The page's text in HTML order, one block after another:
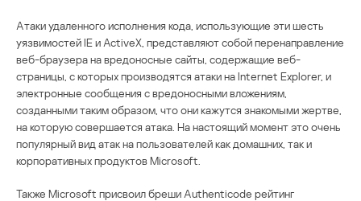
Атаки удаленного исполнения кода, использующие эти шесть
уязвимостей IE и ActiveX, представляют собой перенаправление
веб-браузера на вредоносные сайты, содержащие веб-
страницы, с которых производятся атаки на Internet Explorer, и
электронные сообщения с вредоносными вложениям,
созданными таким образом, что они кажутся знакомыми жертве,
на которую совершается атака. На настоящий момент это очень
популярный вид атак на пользователей как домашних, так и
корпоративных продуктов Microsoft.
Также Microsoft присвоил бреши Authenticode рейтинг